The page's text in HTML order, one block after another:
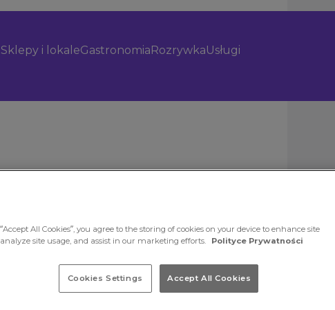
Sklepy i lokaleGastronomiaRozrywkaUsługi
elegancją.
All Cookies”, you agree to the storing of cookies on your device to enhance site
site usage, and assist in our marketing efforts.
Polityce Prywatności
Cookies Settings Accept All Cookies